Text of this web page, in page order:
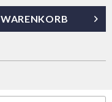
WARENKORB